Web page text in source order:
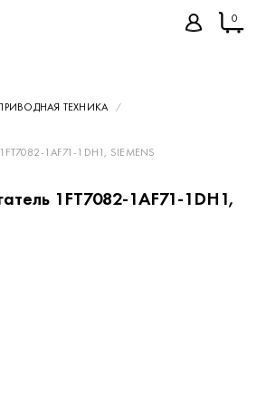
0
ТЕХНИКА
1AF71-1DH1, SIEMENS
1FT7082-1AF71-1DH1,